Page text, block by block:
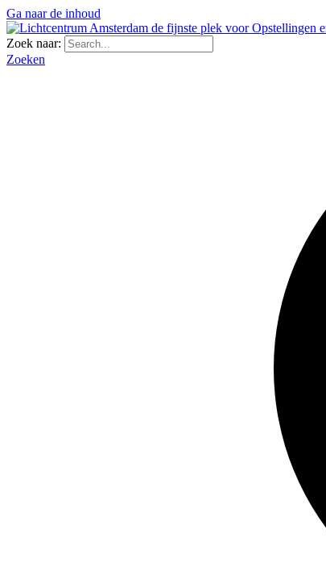
Ga naar de inhoud
Zoek naar:
Zoeken